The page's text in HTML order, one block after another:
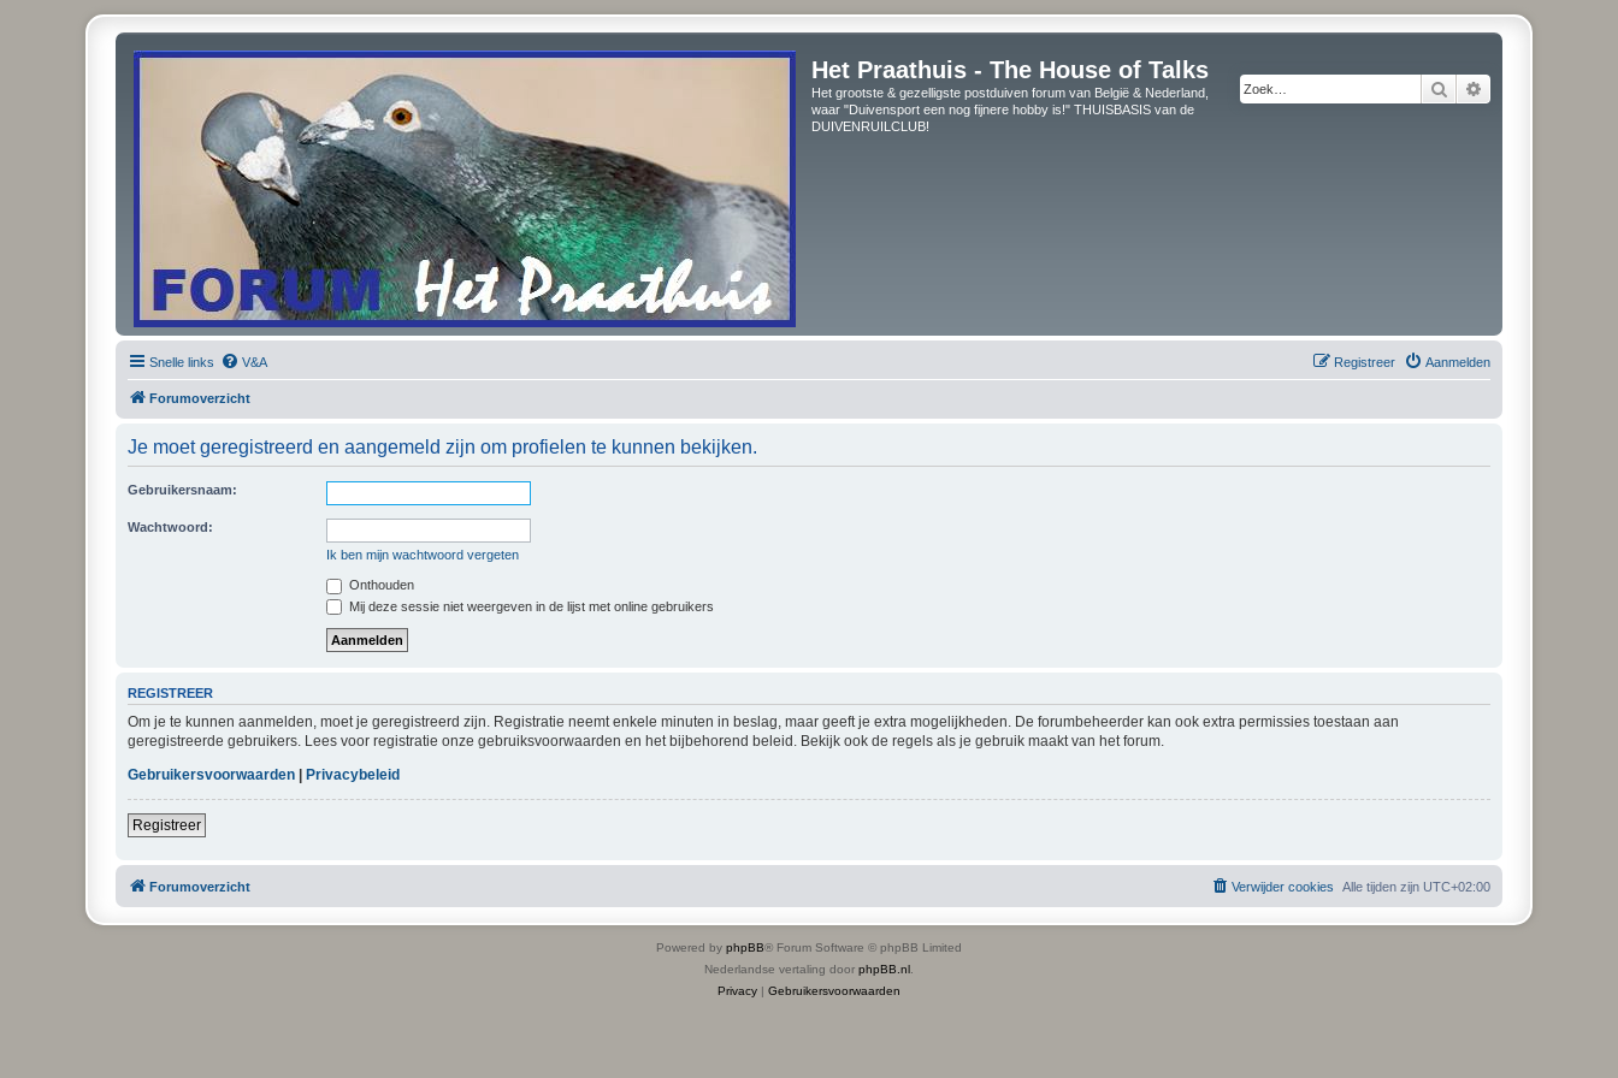
Het Praathuis - The House of Talks
Het grootste & gezelligste postduiven forum van België & Nederland,
waar "Duivensport een nog fijnere hobby is!" THUISBASIS van de
DUIVENRUILCLUB!
Zoek
Snelle links V&A Aanmelden
Registreer
Forumoverzicht
Je moet geregistreerd en aangemeld zijn om profielen te kunnen bekijken.
Gebruikersnaam:
Wachtwoord:
Ik ben mijn wachtwoord vergeten
Onthouden
Mij deze sessie niet weergeven in de lijst met online gebruikers
REGISTREER
Om je te kunnen aanmelden, moet je geregistreerd zijn. Registratie neemt enkele minuten in beslag, maar geeft je extra mogelijkheden. De forumbeheerder kan ook extra permissies toestaan aan
geregistreerde gebruikers. Lees voor registratie onze gebruiksvoorwaarden en het bijbehorend beleid. Bekijk ook de regels als je gebruik maakt van het forum.
Gebruikersvoorwaarden | Privacybeleid
Registreer
Forumoverzicht Alle tijden zijn UTC+02:00
Verwijder cookies
Powered by phpBB® Forum Software © phpBB Limited
Nederlandse vertaling door phpBB.nl
Privacy | Gebruikersvoorwaarden